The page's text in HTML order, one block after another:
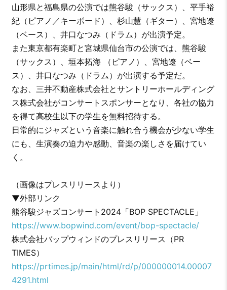
山形県と福島県の公演では熊谷駿（サックス）、平手裕
紀（ピアノ／キーボード）、杉山慧（ギター）、宮地遼
（ベース）、井口なつみ（ドラム）が出演予定。
また東京都有楽町と宮城県仙台市の公演では、熊谷駿
（サックス）、垣本拓海 （ピアノ）、宮地遼（ベー
ス）、井口なつみ（ドラム）が出演する予定だ。
なお、三井不動産株式会社とサントリーホールディング
ス株式会社がコンサートスポンサーとなり、各社の協力
を得て高校生以下の学生を無料招待する。
日常的にジャズという音楽に触れ合う機会が少ない学生
にも、生演奏の迫力や感動、音楽の楽しさを届けてい
く。
（画像はプレスリリースより）
▼外部リンク
熊谷駿ジャズコンサート2024「BOP SPECTACLE」
https://www.bopwind.com/event/bop-spectacle/
株式会社バップウィンドのプレスリリース（PR
TIMES）
https://prtimes.jp/main/html/rd/p/000000014.00007
4291.html